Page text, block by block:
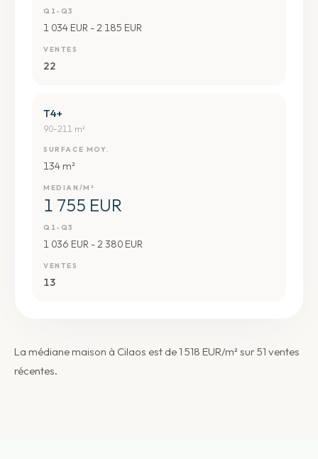
Q1-Q3
1 034 EUR - 2 185 EUR
VENTES
22
T4+
90-211 m²
SURFACE MOY.
134 m²
MEDIAN/M²
1 755 EUR
Q1-Q3
1 036 EUR - 2 380 EUR
VENTES
13
La médiane maison à Cilaos est de 1 518 EUR/m² sur 51 ventes
récentes.